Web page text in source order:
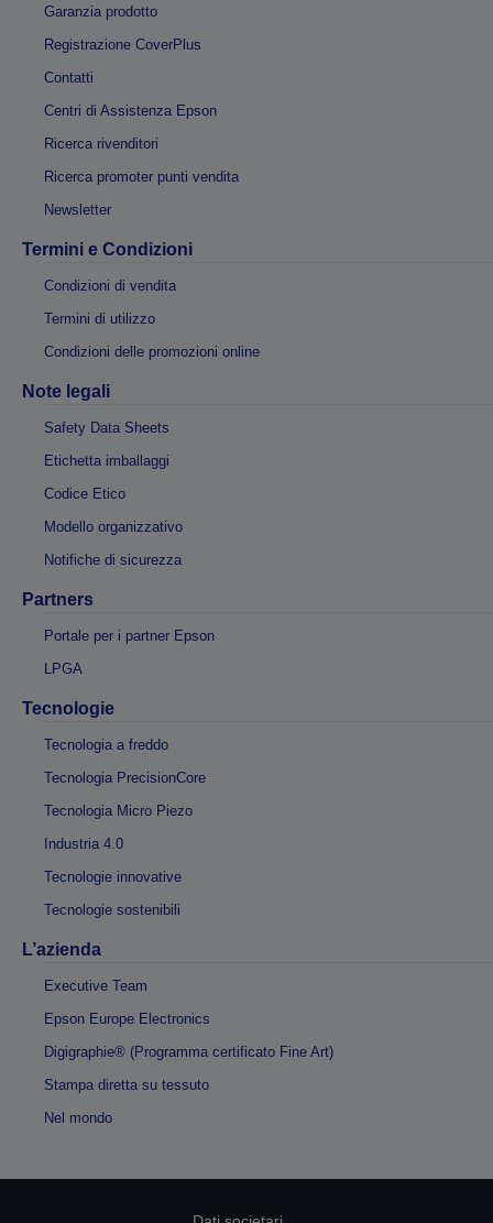
Garanzia prodotto
Registrazione CoverPlus
Contatti
Centri di Assistenza Epson
Ricerca rivenditori
Ricerca promoter punti vendita
Newsletter
Termini e Condizioni
Condizioni di vendita
Termini di utilizzo
Condizioni delle promozioni online
Note legali
Safety Data Sheets
Etichetta imballaggi
Codice Etico
Modello organizzativo
Notifiche di sicurezza
Partners
Portale per i partner Epson
LPGA
Tecnologie
Tecnologia a freddo
Tecnologia PrecisionCore
Tecnologia Micro Piezo
Industria 4.0
Tecnologie innovative
Tecnologie sostenibili
L’azienda
Executive Team
Epson Europe Electronics
Digigraphie® (Programma certificato Fine Art)
Stampa diretta su tessuto
Nel mondo